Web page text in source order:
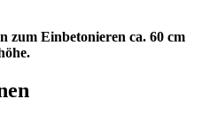
zum Einbetonieren ca. 60 cm